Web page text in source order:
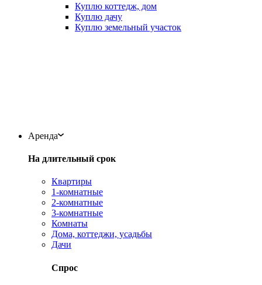
Куплю коттедж, дом
Куплю дачу
Куплю земельный участок
Аренда
На длительный срок
Квартиры
1-комнатные
2-комнатные
3-комнатные
Комнаты
Дома, коттеджи, усадьбы
Дачи
Спрос